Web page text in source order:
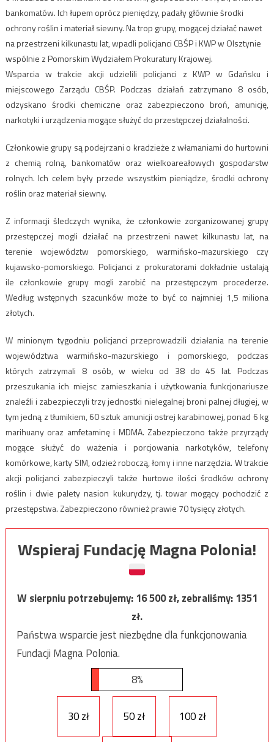
bankomatów. Ich łupem oprócz pieniędzy, padały głównie środki
ochrony roślin i materiał siewny. Na trop grupy, mogącej działać nawet
na przestrzeni kilkunastu lat, wpadli policjanci CBŚP i KWP w Olsztynie
wspólnie z Pomorskim Wydziałem Prokuratury Krajowej.
Wsparcia w trakcie akcji udzielili policjanci z KWP w Gdańsku i
miejscowego Zarządu CBŚP. Podczas działań zatrzymano 8 osób,
odzyskano środki chemiczne oraz zabezpieczono broń, amunicję,
narkotyki i urządzenia mogące służyć do przestępczej działalności.
Członkowie grupy są podejrzani o kradzieże z włamaniami do hurtowni
z chemią rolną, bankomatów oraz wielkoareałowych gospodarstw
rolnych. Ich celem były przede wszystkim pieniądze, środki ochrony
roślin oraz materiał siewny.
Z informacji śledczych wynika, że członkowie zorganizowanej grupy
przestępczej mogli działać na przestrzeni nawet kilkunastu lat, na
terenie województw pomorskiego, warmińsko-mazurskiego czy
kujawsko-pomorskiego. Policjanci z prokuratorami dokładnie ustalają
ile członkowie grupy mogli zarobić na przestępczym procederze.
Według wstępnych szacunków może to być co najmniej 1,5 miliona
złotych.
W minionym tygodniu policjanci przeprowadzili działania na terenie
województwa warmińsko-mazurskiego i pomorskiego, podczas
których zatrzymali 8 osób, w wieku od 38 do 45 lat. Podczas
przeszukania ich miejsc zamieszkania i użytkowania funkcjonariusze
znaleźli i zabezpieczyli trzy jednostki nielegalnej broni palnej długiej, w
tym jedną z tłumikiem, 60 sztuk amunicji ostrej karabinowej, ponad 6 kg
marihuany oraz amfetaminę i MDMA. Zabezpieczono także przyrządy
mogące służyć do ważenia i porcjowania narkotyków, telefony
komórkowe, karty SIM, odzież roboczą, łomy i inne narzędzia. W trakcie
akcji policjanci zabezpieczyli także hurtowe ilości środków ochrony
roślin i dwie palety nasion kukurydzy, tj. towar mogący pochodzić z
przestępstwa. Zabezpieczono również prawie 70 tysięcy złotych.
Wspieraj Fundację Magna Polonia!
W sierpniu potrzebujemy:16 500zł, zebraliśmy:1351
zł.
Państwa wsparcie jest niezbędne dla funkcjonowania
Fundacji Magna Polonia.
8%
30 zł 50 zł 100 zł